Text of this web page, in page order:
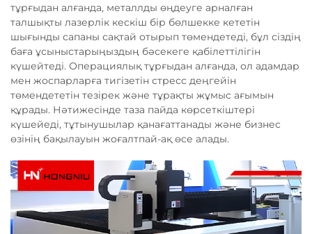
тұрғыдан алғанда, металлды өңдеуге арналған
талшықты лазерлік кескіш бір бөлшекке кететін
шығынды сапаны сақтай отырып төмендетеді, бұл сіздің
баға ұсыныстарыңыздың бәсекеге қабілеттілігін
күшейтеді. Операциялық тұрғыдан алғанда, ол адамдар
мен жоспарларға тигізетін стресс деңгейін
төмендететін тезірек және тұрақты жұмыс ағымын
құрады. Нәтижесінде таза пайда көрсеткіштері
күшейеді, тұтынушылар қанағаттанады және бизнес
өзінің бақылауын жоғалтпай-ақ өсе алады.